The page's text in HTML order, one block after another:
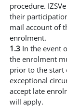
procedure.
their
mail account of
enrolment.
1.3 In the event
the enrolment
prior to the start
exceptional
accept late
will apply.